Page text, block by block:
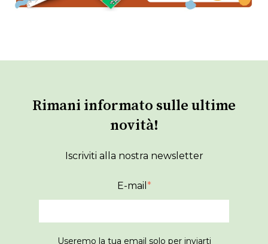
Rimani informato sulle ultime
novità!
Iscriviti alla nostra newsletter
E-mail *
Useremo la tua email solo per inviarti